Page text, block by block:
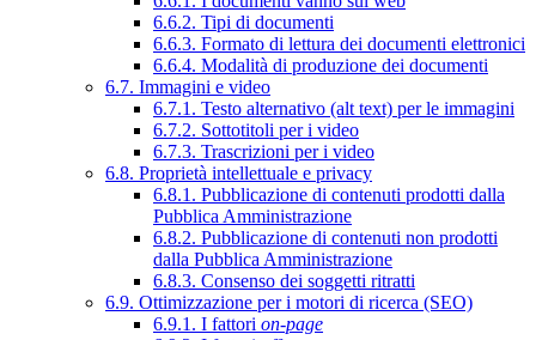
6.6.2. Tipi di documenti
6.6.3. Formato di lettura dei documenti elettronici
6.6.4. Modalità di produzione dei documenti
6.7. Immagini e video
6.7.1. Testo alternativo (alt text) per le immagini
6.7.2. Sottotitoli per i video
6.7.3. Trascrizioni per i video
6.8. Proprietà intellettuale e privacy
6.8.1. Pubblicazione di contenuti prodotti dalla
Pubblica Amministrazione
6.8.2. Pubblicazione di contenuti non prodotti
dalla Pubblica Amministrazione
6.8.3. Consenso dei soggetti ritratti
6.9. Ottimizzazione per i motori di ricerca (SEO)
6.9.1. I fattori on-page